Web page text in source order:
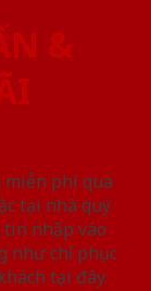
&
phí qua
tại nhà quý
nhập vào
như chỉ phục
tại đây.